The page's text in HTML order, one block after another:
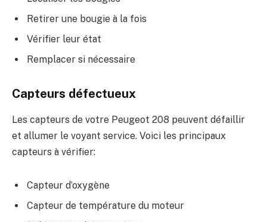
Retirer une bougie à la fois
Vérifier leur état
Remplacer si nécessaire
Capteurs défectueux
Les capteurs de votre Peugeot 208 peuvent défaillir
et allumer le voyant service. Voici les principaux
capteurs à vérifier:
Capteur d’oxygène
Capteur de température du moteur